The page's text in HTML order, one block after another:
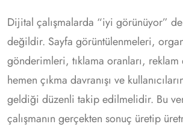
Dijital çalışmalarda “iyi görünüyor”
değildir. Sayfa görüntülenmeleri,
gönderimleri, tıklama oranları,
hemen çıkma davranışı ve
geldiği düzenli takip edilmelidir. Bu
çalışmanın gerçekten sonuç üretip